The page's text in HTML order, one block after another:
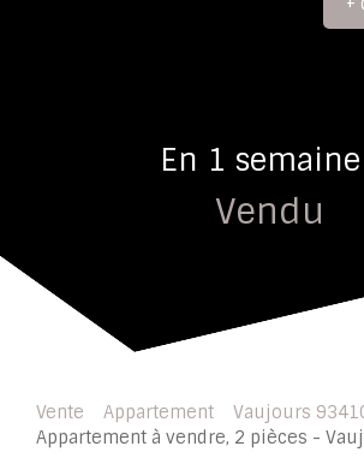
En 1
Vendu
Vente Appartement
Vaujours
Appartement à vendre, 2 pièces -